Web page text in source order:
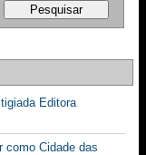
Editora
como Cidade das